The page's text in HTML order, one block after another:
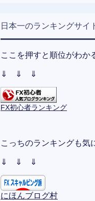
日本一のランキングサイ
ここを押すと順位がわか
⇓ ⇓ ⇓
FX初心者ランキング
こっちのランキングも気
⇓ ⇓ ⇓
にほんブログ村